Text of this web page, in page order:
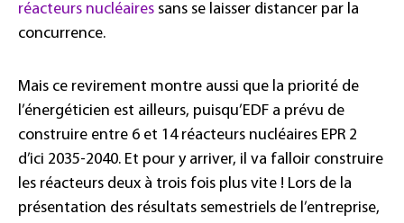
réacteurs nucléaires sans se laisser distancer par la
concurrence.
Mais ce revirement montre aussi que la priorité de
l’énergéticien est ailleurs, puisqu’EDF a prévu de
construire entre 6 et 14 réacteurs nucléaires EPR 2
d’ici 2035-2040. Et pour y arriver, il va falloir construire
les réacteurs deux à trois fois plus vite ! Lors de la
présentation des résultats semestriels de l’entreprise,